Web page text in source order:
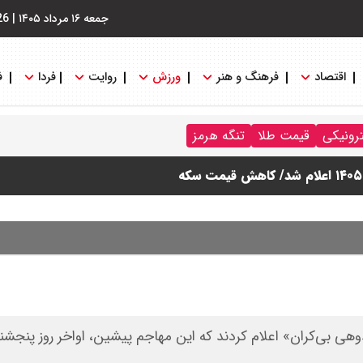
جمعه ۱۶ مرداد ۱۴۰۵ |
اقتصاد فرهنگ و هنر ورزش روایت فردا
قیمت طلا تنگه هرمز